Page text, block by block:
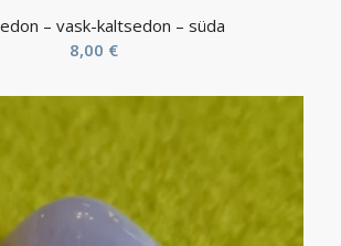
– vask-kaltsedon – süda
8,00 €